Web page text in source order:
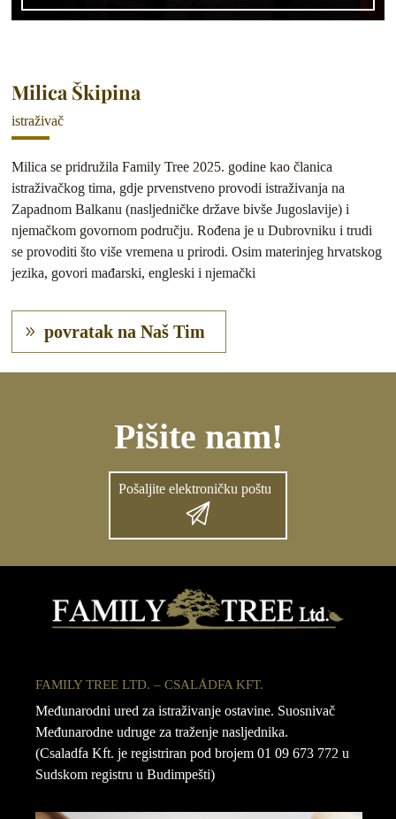
Milica Škipina
istraživač
Milica se pridružila Family Tree 2025. godine kao članica
istraživačkog tima, gdje prvenstveno provodi istraživanja na
Zapadnom Balkanu (nasljedničke države bivše Jugoslavije) i
njemačkom govornom području. Rođena je u Dubrovniku i trudi
se provoditi što više vremena u prirodi. Osim materinjeg hrvatskog
jezika, govori mađarski, engleski i njemački
povratak na Naš Tim
Pišite nam!
Pošaljite elektroničku poštu
FAMILY TREE LTD. – CSALÁDFA KFT.
Međunarodni ured za istraživanje ostavine. Suosnivač
Međunarodne udruge za traženje nasljednika.
(Csaladfa Kft. je registriran pod brojem 01 09 673 772 u
Sudskom registru u Budimpešti)